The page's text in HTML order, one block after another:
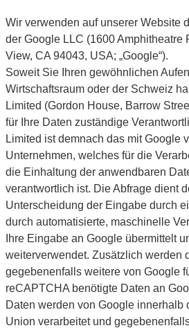
Wir verwenden auf unserer Website
der Google LLC (1600 Amphitheatre
View, CA 94043, USA; „Google“).
Soweit Sie Ihren gewöhnlichen
Wirtschaftsraum oder der Schweiz
Limited (Gordon House, Barrow
für Ihre Daten zuständige
Limited ist demnach das mit Google
Unternehmen, welches für die
die Einhaltung der anwendbaren
verantwortlich ist. Die Abfrage dient
Unterscheidung der Eingabe durch
durch automatisierte, maschinelle
Ihre Eingabe an Google übermittelt
weiterverwendet. Zusätzlich werden
gegebenenfalls weitere von Google
reCAPTCHA benötigte Daten an
Daten werden von Google innerhalb
Union verarbeitet und